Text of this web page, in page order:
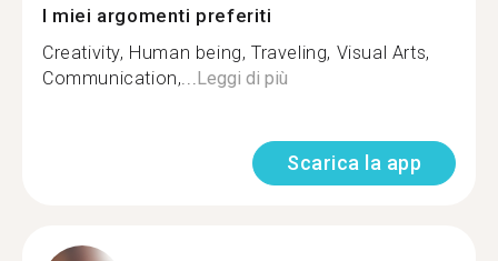
I miei argomenti preferiti
Creativity, Human being, Traveling, Visual Arts,
Communication,...Leggi di più
Scarica la app